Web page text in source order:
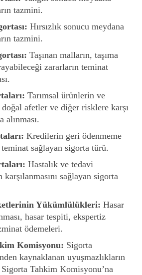
tazmini.
Hırsızlık sonucu meydana
tazmini.
Taşınan malların, taşıma
zararların teminat
Tarımsal ürünlerin ve
doğal afetler ve diğer risklere karşı
alınması.
Kredilerin geri ödenmeme
sağlayan sigorta türü.
Hastalık ve tedavi
karşılanmasını sağlayan sigorta
Yükümlülükleri: Hasar
hasar tespiti, ekspertiz
ödemeleri.
Komisyonu: Sigorta
kaynaklanan uyuşmazlıkların
Tahkim Komisyonu’na